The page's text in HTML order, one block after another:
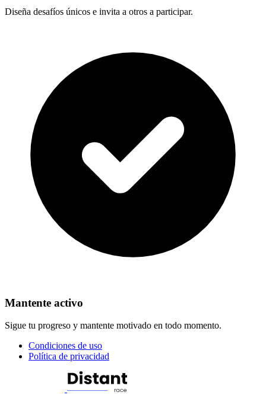
Diseña desafíos únicos e invita a otros a participar.
Mantente activo
Sigue tu progreso y mantente motivado en todo momento.
Condiciones de uso
Política de privacidad